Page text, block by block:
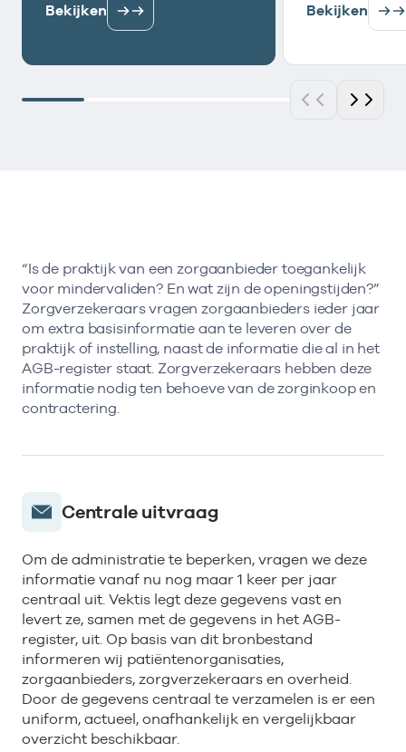
Bekijken Bekijken
“Is de praktijk van een zorgaanbieder toegankelijk
voor mindervaliden? En wat zijn de openingstijden?”
Zorgverzekeraars vragen zorgaanbieders ieder jaar
om extra basisinformatie aan te leveren over de
praktijk of instelling, naast de informatie die al in het
AGB-register staat. Zorgverzekeraars hebben deze
informatie nodig ten behoeve van de zorginkoop en
contractering.
Centrale uitvraag
Om de administratie te beperken, vragen we deze
informatie vanaf nu nog maar 1 keer per jaar
centraal uit. Vektis legt deze gegevens vast en
levert ze, samen met de gegevens in het AGB-
register, uit. Op basis van dit bronbestand
informeren wij patiëntenorganisaties,
zorgaanbieders, zorgverzekeraars en overheid.
Door de gegevens centraal te verzamelen is er een
uniform, actueel, onafhankelijk en vergelijkbaar
overzicht beschikbaar.